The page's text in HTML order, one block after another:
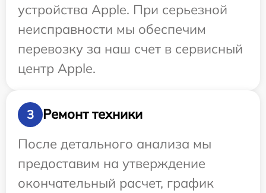
устройства Apple. При серьезной
неисправности мы обеспечим
перевозку за наш счет в сервисный
центр Apple.
3
Ремонт техники
После детального анализа мы
предоставим на утверждение
окончательный расчет, график